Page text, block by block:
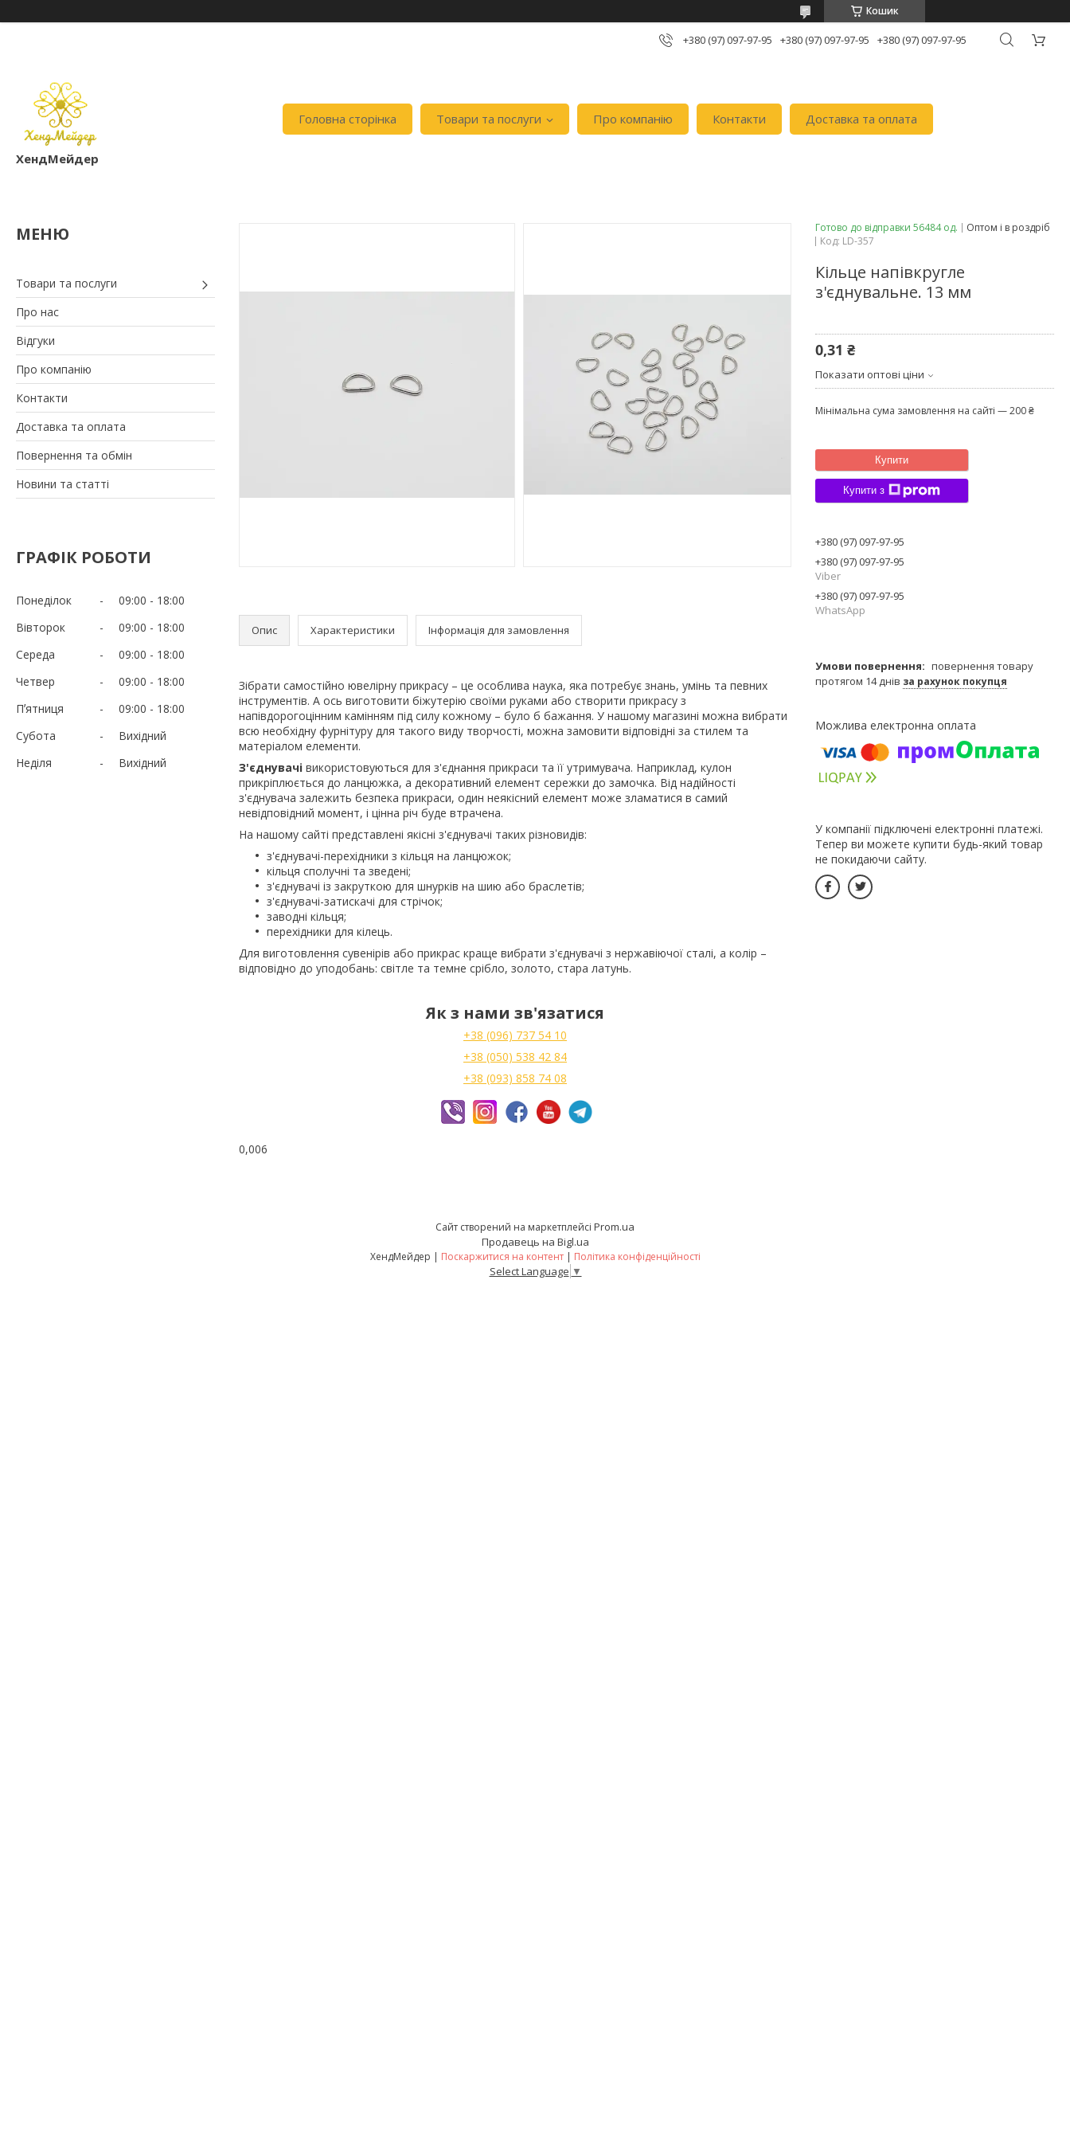
Кошик
+380 (97) 097-97-95 +380 (97) 097-97-95 +380 (97) 097-97-95
ХендМейдер
Головна сторінка Товари та послуги Про компанію Контакти Доставка та оплата
Товари та послуги
Про нас
Відгуки
Про компанію
Контакти
Доставка та оплата
Повернення та обмін
Новини та статті
ГРАФІК РОБОТИ
Понеділок 09:00
18:00
Вівторок
09:00
18:00
Середа
09:00
18:00
Четвер
09:00
18:00
Пʼятниця
09:00
18:00
Субота
Вихідний
Неділя
Вихідний
Опис Характеристики Інформація для замовлення
Зібрати самостійно ювелірну прикрасу – це особлива наука, яка потребує знань, умінь та певних
інструментів. А ось виготовити біжутерію своїми руками або створити прикрасу з
напівдорогоцінним камінням під силу кожному – було б бажання. У нашому магазині можна вибрати
всю необхідну фурнітуру для такого виду творчості, можна замовити відповідні за стилем та
матеріалом елементи.
З'єднувачі використовуються для з'єднання прикраси та її утримувача. Наприклад, кулон
прикріплюється до ланцюжка, а декоративний елемент сережки до замочка. Від надійності
з'єднувача залежить безпека прикраси, один неякісний елемент може зламатися в самий
невідповідний момент, і цінна річ буде втрачена.
На нашому сайті представлені якісні з'єднувачі таких різновидів:
з'єднувачі-перехідники з кільця на ланцюжок;
кільця сполучні та зведені;
з'єднувачі із закруткою для шнурків на шию або браслетів;
з'єднувачі-затискачі для стрічок;
заводні кільця;
перехідники для кілець.
Для виготовлення сувенірів або прикрас краще вибрати з'єднувачі з нержавіючої сталі, а колір –
відповідно до уподобань: світле та темне срібло, золото, стара латунь.
Як з нами зв'язатися
+38 (096) 737 54 10
+38 (050) 538 42 84
+38 (093) 858 74 08
0,006
Готово до відправки 56484 од.
Оптом і в роздріб
Код: LD-357
Кільце напівкругле
з'єднувальне. 13 мм
0,31 ₴
Показати оптові ціни
Мінімальна сума замовлення на сайті — 200 ₴
Купити
Купити з
+380 (97) 097-97-95
+380 (97) 097-97-95
Viber
+380 (97) 097-97-95
WhatsApp
повернення товару
протягом 14 днів за рахунок покупця
У компанії підключені електронні платежі.
Тепер ви можете купити будь-який товар
не покидаючи сайту.
Сайт створений на маркетплейсі Prom.ua
Продавець на Bigl.ua
ХендМейдер | Поскаржитися на контент | Політика конфіденційності
Select Language ▼